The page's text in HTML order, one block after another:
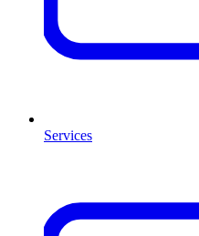
Services